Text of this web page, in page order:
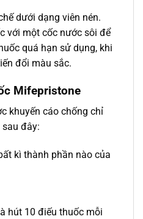
dưới dạng viên nén.
với một cốc nước sôi để
quá hạn sử dụng, khi
đổi màu sắc.
Mifepristone
khuyến cáo chống chỉ
đây:
kì thành phần nào của
hút 10 điếu thuốc mỗi